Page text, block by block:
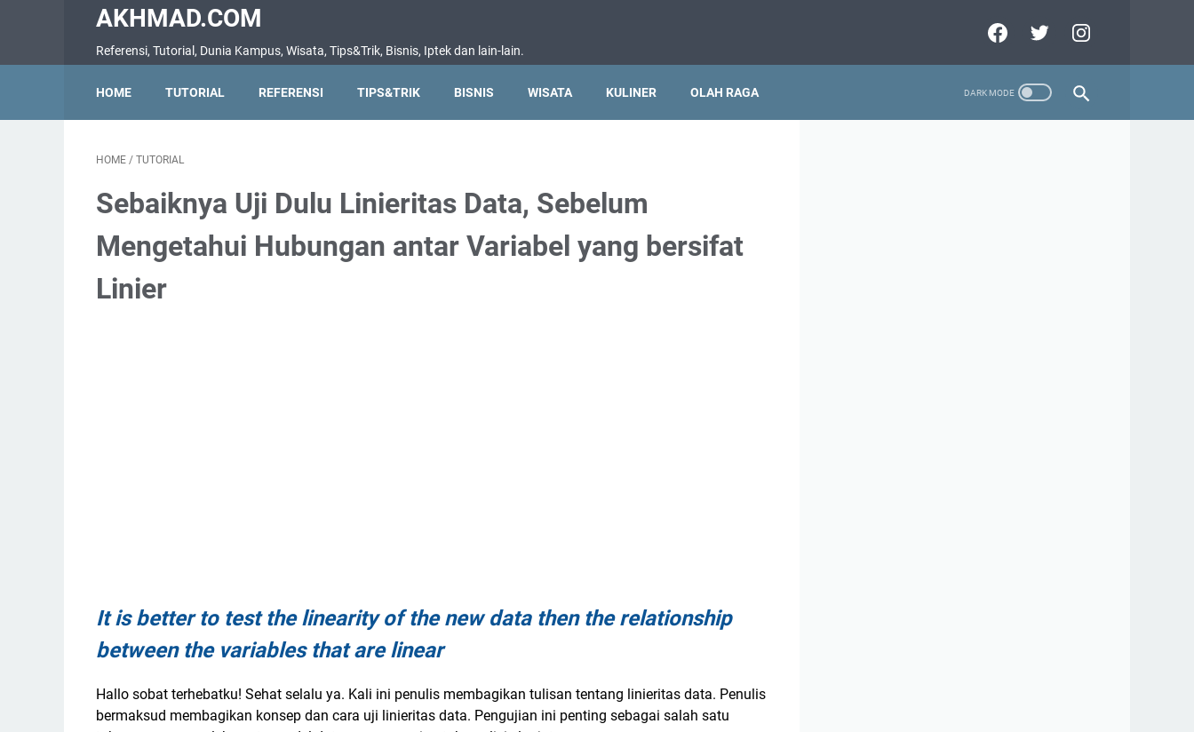
AKHMAD.COM
Referensi, Tutorial, Dunia Kampus, Wisata, Tips&Trik, Bisnis, Iptek dan lain-lain.
HOME TUTORIAL REFERENSI TIPS&TRIK BISNIS WISATA KULINER OLAH RAGA
HOME / TUTORIAL
Sebaiknya Uji Dulu Linieritas Data, Sebelum
Mengetahui Hubungan antar Variabel yang bersifat
Linier
It is better to test the linearity of the new data then the relationship
between the variables that are linear
Hallo sobat terhebatku! Sehat selalu ya. Kali ini penulis membagikan tulisan tentang linieritas data. Penulis
bermaksud membagikan konsep dan cara uji linieritas data. Pengujian ini penting sebagai salah satu